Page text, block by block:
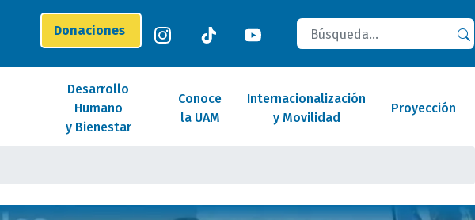
Donaciones
Buscar
Desarrollo
Humano
y Bienestar
Conoce
la UAM
Internacionalización
y Movilidad
Proyección